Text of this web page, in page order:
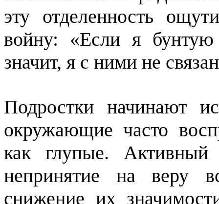
эту отделенность
войну: «Если я
значит, я с ними не
Подростки начинают
окружающие часто
как глупые. Активный
непринятие на веру
снижение их